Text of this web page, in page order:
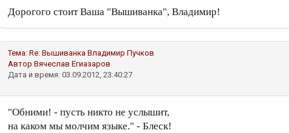
Дорогого стоит Ваша "Вышиванка", Владимир!
Тема: Re: Вышиванка Владимир Пучков
Автор Вячеслав Егиазаров
Дата и время: 03.09.2012, 23:40:27
"Обними! - пусть никто не услышит,
на каком мы молчим языке." - Блеск!